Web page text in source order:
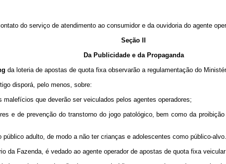
do serviço de atendimento ao consumidor e da ouvidoria do agente
Seção II
Da Publicidade e da Propaganda
da loteria de apostas de quota fixa observarão a regulamentação do
disporá, pelo menos, sobre:
que deverão ser veiculados pelos agentes operadores;
e de prevenção do transtorno do jogo patológico, bem como da
adulto, de modo a não ter crianças e adolescentes como público-alvo.
da Fazenda, é vedado ao agente operador de apostas de quota fixa